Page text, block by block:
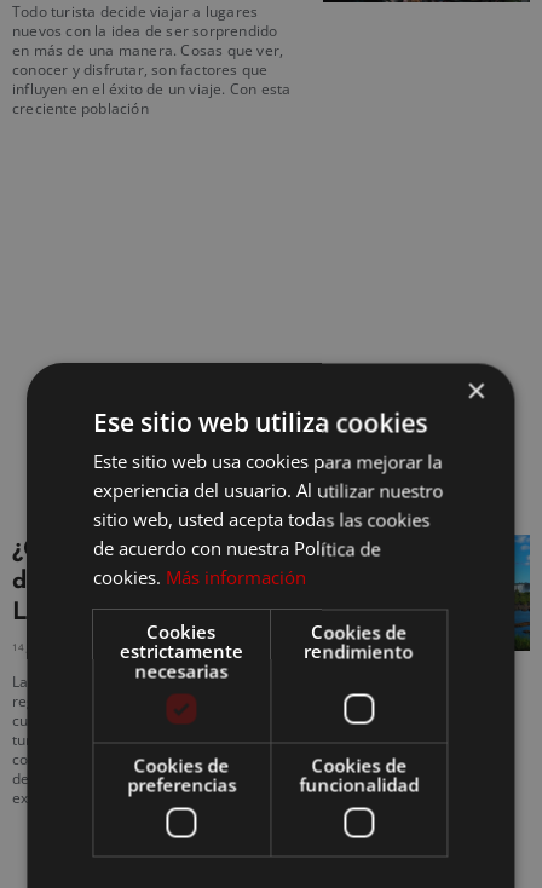
Todo turista decide viajar a lugares
nuevos con la idea de ser sorprendido
en más de una manera. Cosas que ver,
conocer y disfrutar, son factores que
influyen en el éxito de un viaje. Con esta
creciente población
¿Cuáles son los mejores
destinos turísticos de
Latinoamérica?
14 JULIO, 2017 NO HAY COMENTARIOS
Latinoamérica, está situada en una
región bendecida por los dioses en
cuanto a turismo. Infinidad de destinos
turísticos, son los que encontraras en el
continente del sabor latino. Sitios llenos
de cultura, pasado y belleza que se
extienden
×
Ese sitio web utiliza cookies
Este sitio web usa cookies para mejorar la
experiencia del usuario. Al utilizar nuestro
sitio web, usted acepta todas las cookies
de acuerdo con nuestra Política de
cookies. Más información
Cookies
estrictamente
necesarias
Cookies de
rendimiento
Cookies de
preferencias
Cookies de
funcionalidad